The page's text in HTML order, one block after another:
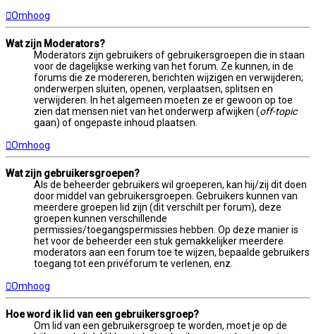
Omhoog
Wat zijn Moderators?
Moderators zijn gebruikers of gebruikersgroepen die in staan
voor de dagelijkse werking van het forum. Ze kunnen, in de
forums die ze modereren, berichten wijzigen en verwijderen;
onderwerpen sluiten, openen, verplaatsen, splitsen en
verwijderen. In het algemeen moeten ze er gewoon op toe
zien dat mensen niet van het onderwerp afwijken (off-topic
gaan) of ongepaste inhoud plaatsen.
Omhoog
Wat zijn gebruikersgroepen?
Als de beheerder gebruikers wil groeperen, kan hij/zij dit doen
door middel van gebruikersgroepen. Gebruikers kunnen van
meerdere groepen lid zijn (dit verschilt per forum), deze
groepen kunnen verschillende
permissies/toegangspermissies hebben. Op deze manier is
het voor de beheerder een stuk gemakkelijker meerdere
moderators aan een forum toe te wijzen, bepaalde gebruikers
toegang tot een privéforum te verlenen, enz.
Omhoog
Hoe word ik lid van een gebruikersgroep?
Om lid van een gebruikersgroep te worden, moet je op de